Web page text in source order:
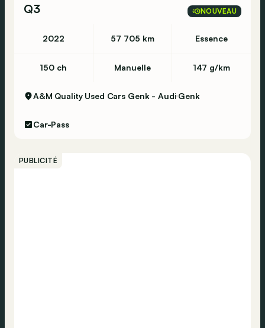
Q3
NOUVEAU
2022 57 705 km Essence
150 ch Manuelle 147 g/km
A&M Quality Used Cars Genk - Audi Genk
Car-Pass
PUBLICITÉ